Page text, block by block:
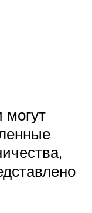
могут